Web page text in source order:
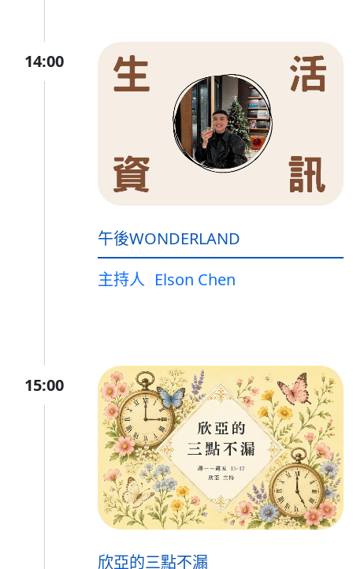
14:00
午後WONDERLAND
主持人 Elson Chen
15:00
欣亞的三點不漏